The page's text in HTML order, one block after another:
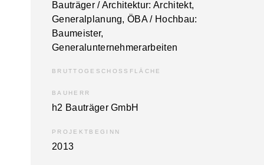
Bauträger / Architektur: Architekt,
General­planung, ÖBA / Hochbau:
Baumeister,
Generalunternehmerarbeiten
BRUTTOGESCHOSSFLÄCHE
BAUHERR
h2 Bauträger GmbH
PROJEKTBEGINN
2013